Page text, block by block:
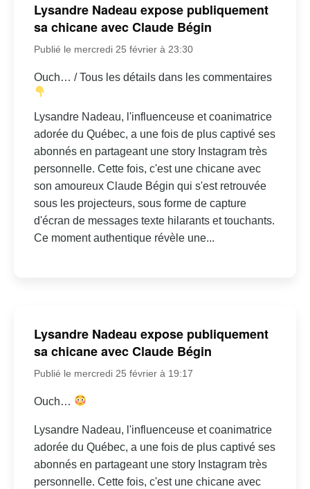
Lysandre Nadeau expose publiquement
sa chicane avec Claude Bégin
Publié le mercredi 25 février à 23:30
Ouch… / Tous les détails dans les commentaires
Lysandre Nadeau, l'influenceuse et coanimatrice
adorée du Québec, a une fois de plus captivé ses
abonnés en partageant une story Instagram très
personnelle. Cette fois, c'est une chicane avec
son amoureux Claude Bégin qui s'est retrouvée
sous les projecteurs, sous forme de capture
d'écran de messages texte hilarants et touchants.
Ce moment authentique révèle une...
Lysandre Nadeau expose publiquement
sa chicane avec Claude Bégin
Publié le mercredi 25 février à 19:17
Ouch…
Lysandre Nadeau, l'influenceuse et coanimatrice
adorée du Québec, a une fois de plus captivé ses
abonnés en partageant une story Instagram très
personnelle. Cette fois, c'est une chicane avec